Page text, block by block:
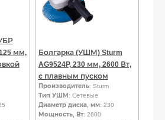
мм,
Болгарка (УШМ) Sturm
AG9524P, 230 мм, 2600 Вт,
с плавным пуском
Производитель: Sturm
Тип УШМ : Сетевые
Диаметр диска, мм: 230
Мощность, Вт: 2600